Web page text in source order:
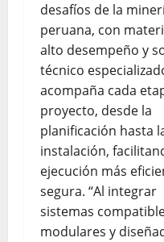
desafíos de la
peruana, con
alto desempeño y
técnico
acompaña cada
proyecto, desde la
planificación hasta
instalación,
ejecución más
segura. “Al integrar
sistemas
modulares y